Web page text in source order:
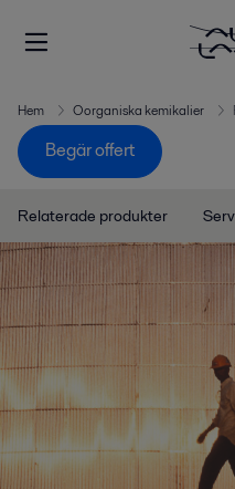
Hem Oorganiska kemikalier
Begär offert
Relaterade produkter